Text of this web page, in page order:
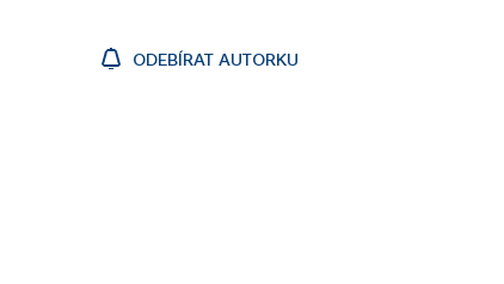
ODEBÍRAT AUTORKU